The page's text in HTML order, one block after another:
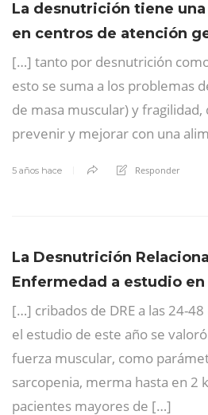
La desnutrición tiene
en centros de atención
[…] tanto por desnutrición
esto se suma a los problemas
de masa muscular) y fragilidad,
prevenir y mejorar con una
5 años hace Responder
La Desnutrición
Enfermedad a estudio en
[…] cribados de DRE a las 24-
el estudio de este año se
fuerza muscular, como
sarcopenia, merma hasta en 2
pacientes mayores de […]